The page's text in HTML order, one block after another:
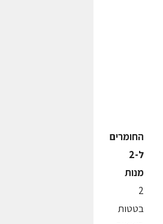
החומרים
ל-2
מנות
2
בטטות